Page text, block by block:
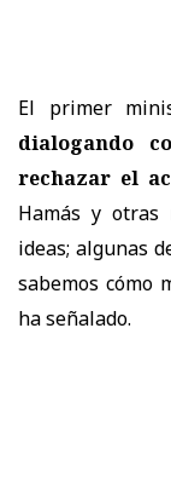
El primer
dialogando
rechazar el
Hamás y otras
ideas; algunas
sabemos cómo
ha señalado.